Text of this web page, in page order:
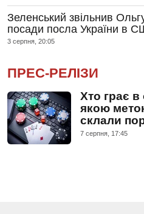
Зеленський звільнив
посади посла України в
3 серпня, 20:05
ПРЕС-РЕЛІЗИ
Хто грає в
якою
склали
7 серпня, 17:45